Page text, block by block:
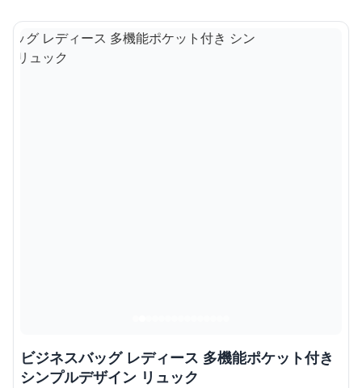
ビジネスバッグ レディース 多機能ポケット付き
シンプルデザイン リュック